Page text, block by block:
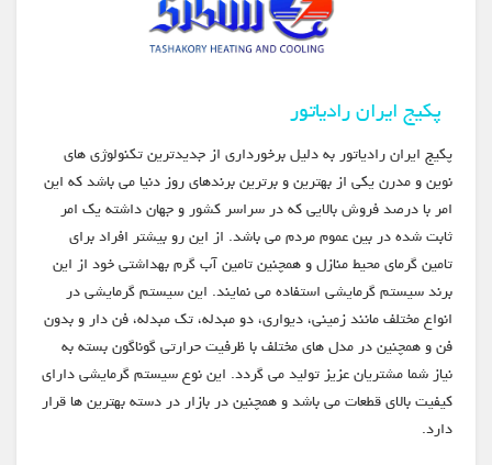
پکیج ایران رادیاتور
پکیج ایران رادیاتور به دلیل برخورداری از جدیدترین تکنولوژی های
نوین و مدرن یکی از بهترین و برترین برندهای روز دنیا می باشد که این
امر با درصد فروش بالایی که در سراسر کشور و جهان داشته یک امر
ثابت شده در بین عموم مردم می باشد. از این رو بیشتر افراد برای
تامین گرمای محیط منازل و همچنین تامین آب گرم بهداشتی خود از این
برند سیستم گرمایشی استفاده می نمایند. این سیستم گرمایشی در
انواع مختلف مانند زمینی، دیواری، دو مبدله، تک مبدله، فن دار و بدون
فن و همچنین در مدل های مختلف با ظرفیت حرارتی گوناگون بسته به
نیاز شما مشتریان عزیز تولید می گردد. این نوع سیستم گرمایشی دارای
کیفیت بالای قطعات می باشد و همچنین در بازار در دسته بهترین ها قرار
دارد.